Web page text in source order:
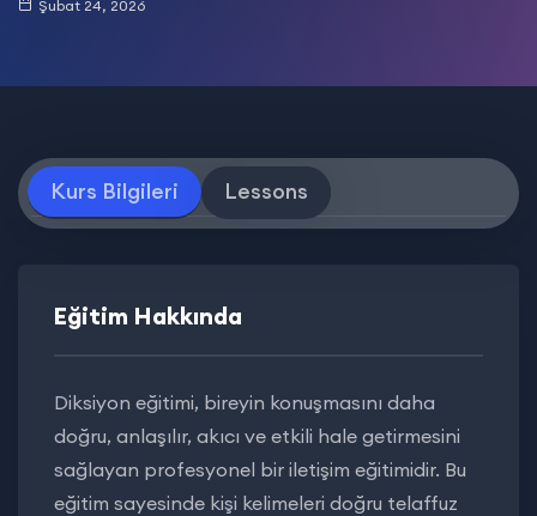
Şubat 24, 2026
Kurs Bilgileri Lessons
Eğitim Hakkında
Diksiyon eğitimi, bireyin konuşmasını daha
doğru, anlaşılır, akıcı ve etkili hale getirmesini
sağlayan profesyonel bir iletişim eğitimidir. Bu
eğitim sayesinde kişi kelimeleri doğru telaffuz